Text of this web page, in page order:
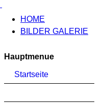
HOME
BILDER GALERIE
Hauptmenue
Startseite